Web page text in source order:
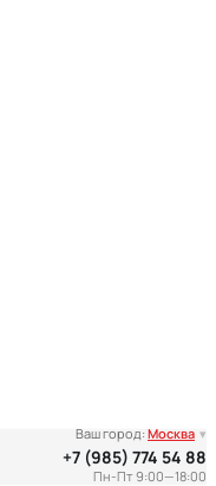
Ваш город:Москва ▾
+7 (985) 774 54 88
Пн-Пт 9:00—18:00